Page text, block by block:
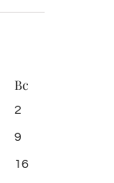
Вс
2
9
16